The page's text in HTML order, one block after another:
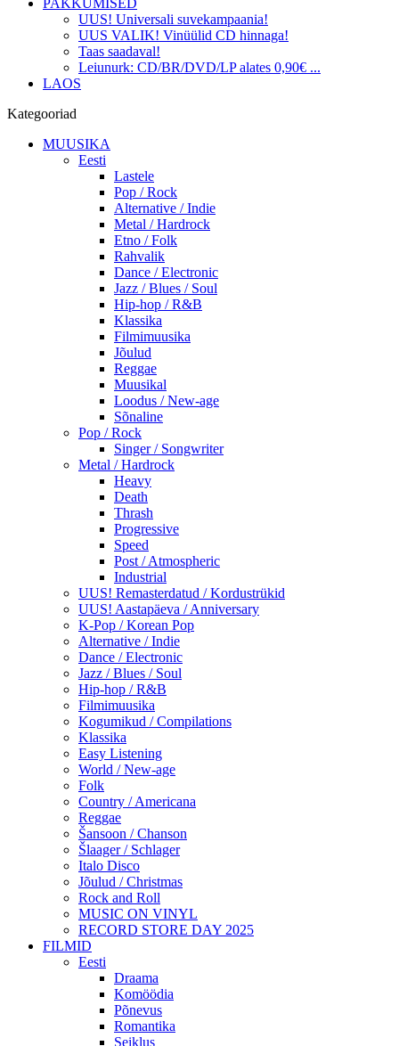
PAKKUMISED
UUS! Universali suvekampaania!
UUS VALIK! Vinüülid CD hinnaga!
Taas saadaval!
Leiunurk: CD/BR/DVD/LP alates 0,90€ ...
LAOS
Kategooriad
MUUSIKA
Eesti
Lastele
Pop / Rock
Alternative / Indie
Metal / Hardrock
Etno / Folk
Rahvalik
Dance / Electronic
Jazz / Blues / Soul
Hip-hop / R&B
Klassika
Filmimuusika
Jõulud
Reggae
Muusikal
Loodus / New-age
Sõnaline
Pop / Rock
Singer / Songwriter
Metal / Hardrock
Heavy
Death
Thrash
Progressive
Speed
Post / Atmospheric
Industrial
UUS! Remasterdatud / Kordustrükid
UUS! Aastapäeva / Anniversary
K-Pop / Korean Pop
Alternative / Indie
Dance / Electronic
Jazz / Blues / Soul
Hip-hop / R&B
Filmimuusika
Kogumikud / Compilations
Klassika
Easy Listening
World / New-age
Folk
Country / Americana
Reggae
Šansoon / Chanson
Šlaager / Schlager
Italo Disco
Jõulud / Christmas
Rock and Roll
MUSIC ON VINYL
RECORD STORE DAY 2025
FILMID
Eesti
Draama
Komöödia
Põnevus
Romantika
Seiklus